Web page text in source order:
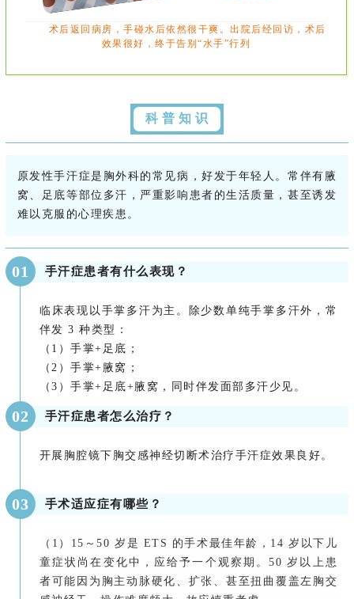
术后返回病房，手碰水后依然很干爽。出院后经回访，术后
效果很好，终于告别“水手”行列
科 普 知 识
原发性手汗症是胸外科的常见病，好发于年轻人。常伴有腋
窝、足底等部位多汗，严重影响患者的生活质量，甚至诱发
难以克服的心理疾患。
01 手汗症患者有什么表现？
临床表现以手掌多汗为主。除少数单纯手掌多汗外，常
伴发 3 种类型：
（1）手掌+足底；
（2）手掌+腋窝；
（3）手掌+足底+腋窝，同时伴发面部多汗少见。
02 手汗症患者怎么治疗？
开展胸腔镜下胸交感神经切断术治疗手汗症效果良好。
03 手术适应症有哪些？
（1）15～50 岁是 ETS 的手术最佳年龄，14 岁以下儿
童症状尚在变化中，应给予一个观察期。50 岁以上患
者可能因为胸主动脉硬化、扩张、甚至扭曲覆盖左胸交